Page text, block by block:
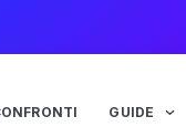
GUIDE